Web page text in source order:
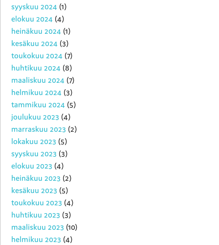
syyskuu 2024 (1)
elokuu 2024 (4)
heinäkuu 2024 (1)
kesäkuu 2024 (3)
toukokuu 2024 (7)
huhtikuu 2024 (8)
maaliskuu 2024 (7)
helmikuu 2024 (3)
tammikuu 2024 (5)
joulukuu 2023 (4)
marraskuu 2023 (2)
lokakuu 2023 (5)
syyskuu 2023 (3)
elokuu 2023 (4)
heinäkuu 2023 (2)
kesäkuu 2023 (5)
toukokuu 2023 (4)
huhtikuu 2023 (3)
maaliskuu 2023 (10)
helmikuu 2023 (4)